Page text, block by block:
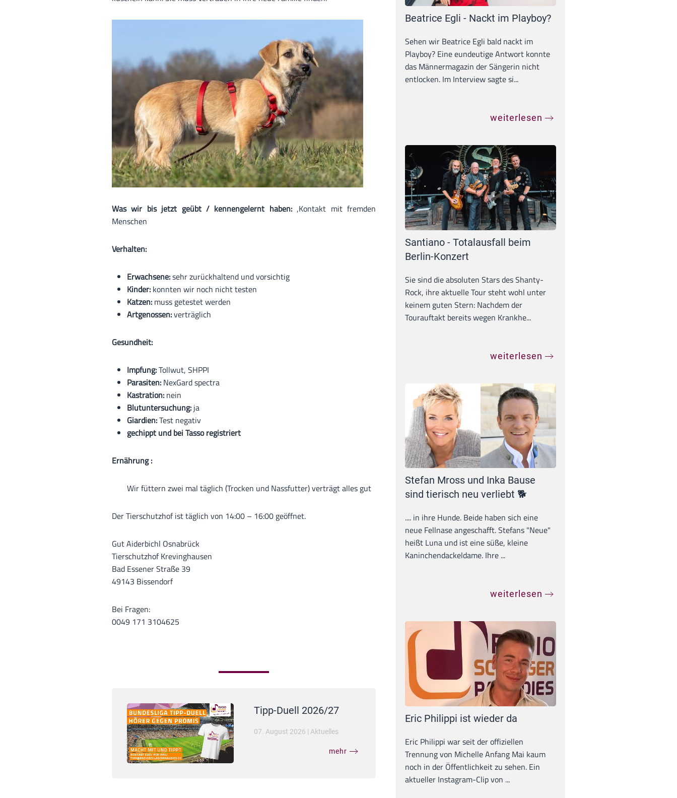
Was wir bis jetzt geübt / kennengelernt haben:,Kontakt mit fremden
Menschen
Verhalten:
Erwachsene:sehr zurückhaltend und vorsichtig
Kinder: konnten wir noch nicht testen
Katzen: muss getestet werden
Artgenossen:verträglich
Gesundheit:
Impfung:Tollwut, SHPPI
Parasiten: NexGard spectra
Kastration: nein
Blutuntersuchung: ja
Giardien:Test negativ
gechippt und bei Tasso registriert
Ernährung :
Wir füttern zwei mal täglich (Trocken und Nassfutter) verträgt alles gut
Der Tierschutzhof ist täglich von 14:00 – 16:00 geöffnet.
Gut Aiderbichl Osnabrück
Tierschutzhof Krevinghausen
Bad Essener Straße 39
49143 Bissendorf
Bei Fragen:
0049 171 3104625
Tipp-Duell 2026/27
07. August 2026 | Aktuelles
mehr
Beatrice Egli - Nackt im Playboy?
Sehen wir Beatrice Egli bald nackt im
Playboy? Eine eundeutige Antwort konnte
das Männermagazin der Sängerin nicht
entlocken. Im Interview sagte si...
weiterlesen
Santiano - Totalausfall beim
Berlin-Konzert
Sie sind die absoluten Stars des Shanty-
Rock, ihre aktuelle Tour steht wohl unter
keinem guten Stern: Nachdem der
Tourauftakt bereits wegen Krankhe...
weiterlesen
Stefan Mross und Inka Bause
sind tierisch neu verliebt 🐕
.... in ihre Hunde. Beide haben sich eine
neue Fellnase angeschafft. Stefans "Neue"
heißt Luna und ist eine süße, kleine
Kaninchendackeldame. Ihre ...
weiterlesen
Eric Philippi ist wieder da
Eric Philippi war seit der offiziellen
Trennung von Michelle Anfang Mai kaum
noch in der Öffentlichkeit zu sehen. Ein
aktueller Instagram-Clip von ...